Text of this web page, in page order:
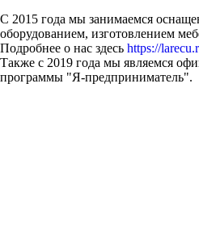
С 2015 года мы занимаемся
оборудованием, изготовлением
Подробнее о нас здесь https://
Также с 2019 года мы являемся
программы "Я-предприниматель".